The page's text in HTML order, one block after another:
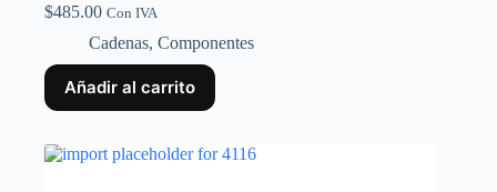
$485.00 Con IVA
Cadenas, Componentes
Añadir al carrito